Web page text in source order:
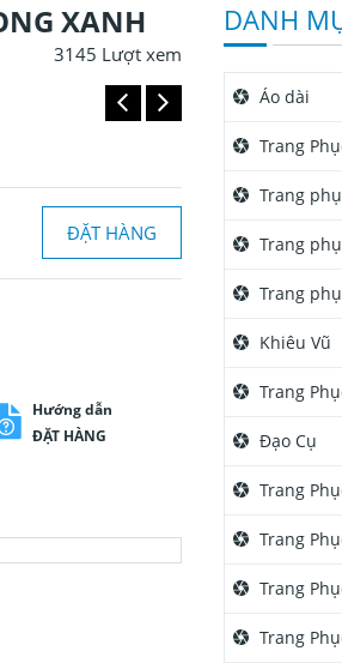
XANH
3145 Lượt xem
ĐẶT HÀNG
0Đ
Hướng dẫn
ĐẶT HÀNG
DANH
Áo dài
Trang
Trang
Trang
Trang
Khiêu Vũ
Trang
Đạo Cụ
Trang
Trang
Trang
Trang